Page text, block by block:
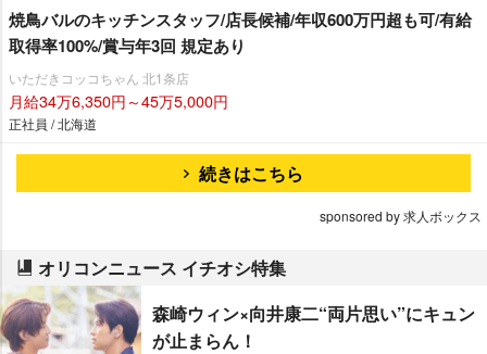
焼鳥バルのキッチンスタッフ/店長候補/年収600万円超も可/有給
取得率100%/賞与年3回 規定あり
いただきコッコちゃん 北1条店
月給34万6,350円～45万5,000円
正社員 / 北海道
続きはこちら
sponsored by 求人ボックス
オリコンニュース イチオシ特集
森崎ウィン×向井康二“両片思い”にキュン
が止まらん！